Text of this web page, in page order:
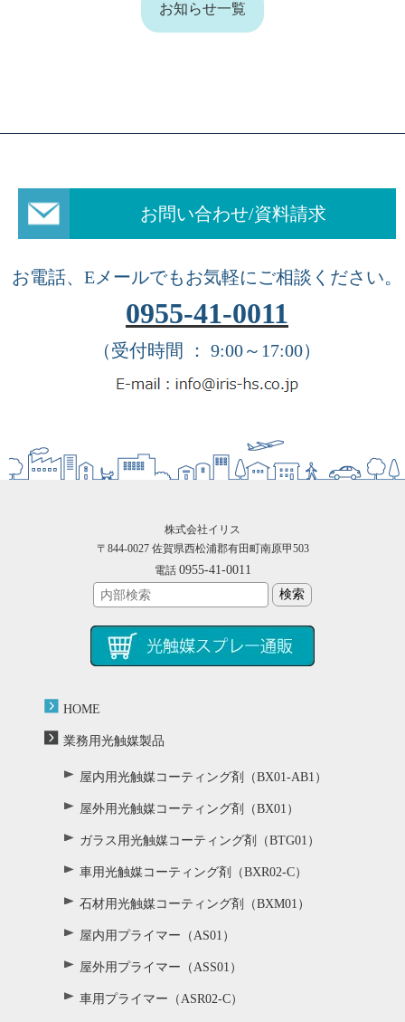
お知らせ一覧
お問い合わせ/資料請求
お電話、Eメールでもお気軽にご相談ください。
0955-41-0011
（受付時間 ： 9:00～17:00）
株式会社イリス
〒844-0027 佐賀県西松浦郡有田町南原甲503
電話 0955-41-0011
HOME
業務用光触媒製品
屋内用光触媒コーティング剤（BX01-AB1）
屋外用光触媒コーティング剤（BX01）
ガラス用光触媒コーティング剤（BTG01）
車用光触媒コーティング剤（BXR02-C）
石材用光触媒コーティング剤（BXM01）
屋内用プライマー（AS01）
屋外用プライマー（ASS01）
車用プライマー（ASR02-C）